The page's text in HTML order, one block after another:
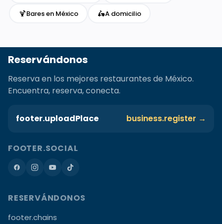
🍹Bares en México 🛵A domicilio
Reservándonos
Reserva en los mejores restaurantes de México.
Encuentra, reserva, conecta.
footer.uploadPlace business.register →
FOOTER.SOCIAL
RESERVÁNDONOS
footer.chains